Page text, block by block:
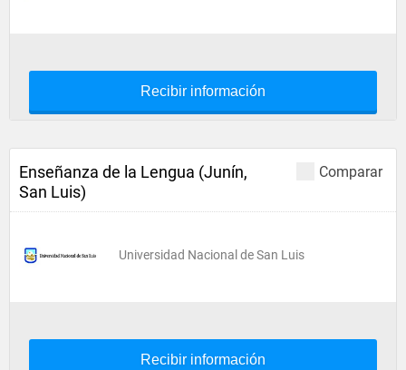
Recibir información
Comparar
Enseñanza de la Lengua (Junín,
San Luis)
Universidad Nacional de San Luis
Recibir información